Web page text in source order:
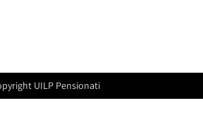
UILP Pensionati